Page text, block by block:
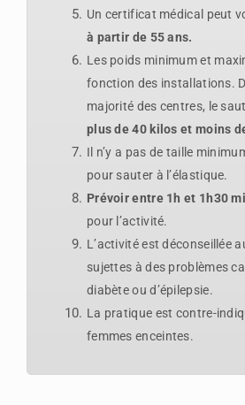
Un certificat médical peut
à partir de 55 ans.
Les poids minimum et
fonction des installations.
majorité des centres, le
plus de 40 kilos et moins
Il n’y a pas de taille
pour sauter à l’élastique.
Prévoir entre 1h et 1h30
pour l’activité.
L’activité est déconseillée
sujettes à des problèmes
diabète ou d’épilepsie.
La pratique est contre-
femmes enceintes.